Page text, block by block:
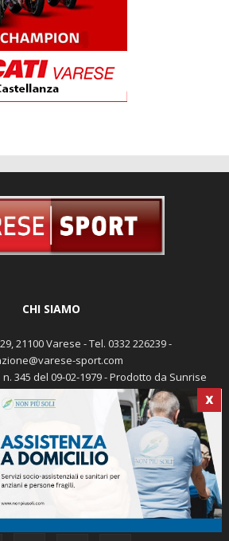
X
CHI SIAMO
21100 Varese - Tel. 0332 226239 -
sport.com
345 del 09-02-1979 - Prodotto da Sunrise
Michele Marocco -Cookie policy
Pubblicità
redazione@varese-sport.com
SEGUICI